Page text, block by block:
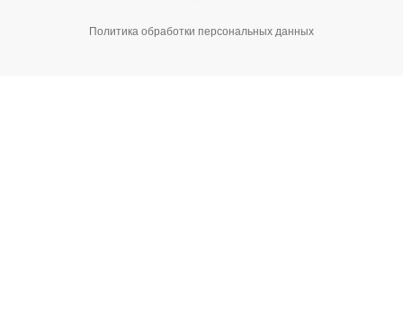
Политика обработки персональных данных